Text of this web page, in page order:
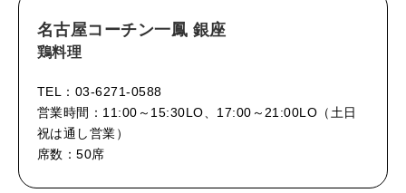
名古屋コーチン一鳳 銀座
鶏料理
TEL：03-6271-0588
営業時間：11:00～15:30LO、17:00～21:00LO（土日
祝は通し営業）
席数：50席